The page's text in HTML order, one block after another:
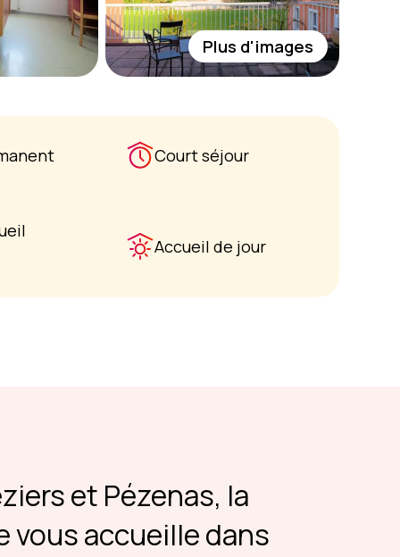
Plus d'images
Court séjour
Accueil de jour
et Pézenas, la
vous accueille dans